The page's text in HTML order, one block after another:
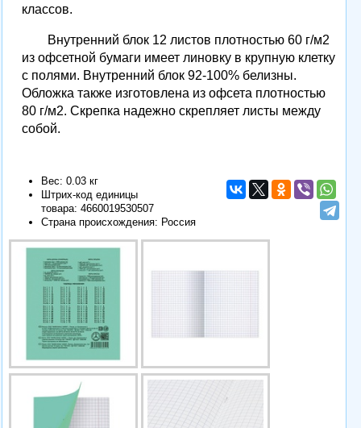
классов.
Внутренний блок 12 листов плотностью 60 г/м2
из офсетной бумаги имеет линовку в крупную клетку
с полями. Внутренний блок 92-100% белизны.
Обложка также изготовлена из офсета плотностью
80 г/м2. Скрепка надежно скрепляет листы между
собой.
Вес: 0.03 кг
Штрих-код единицы
товара: 4660019530507
Страна происхождения: Россия